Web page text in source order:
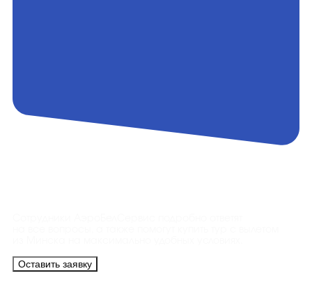
Оставить заявку